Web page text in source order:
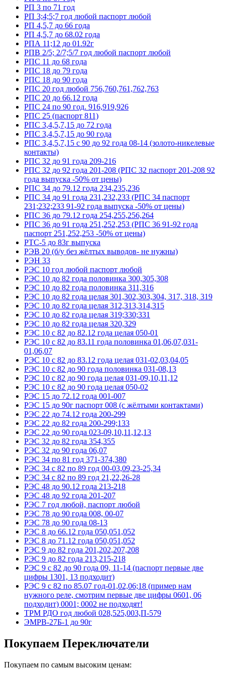
РП 3 по 71 год
РП 3;4;5;7 год любой паспорт любой
РП 4,5,7 до 66 года
РП 4,5,7 до 68.02 года
РПА 11;12 до 01.92г
РПВ 2/5; 2/7;5/7 год любой паспорт любой
РПС 11 до 68 года
РПС 18 до 79 года
РПС 18 до 90 года
РПС 20 год любой 756,760,761,762,763
РПС 20 до 66.12 года
РПС 24 по 90 год. 916,919,926
РПС 25 (паспорт 811)
РПС 3,4,5,7,15 до 72 года
РПС 3,4,5,7,15 до 90 года
РПС 3,4,5,7,15 с 90 до 92 года 08-14 (золото-никелевые
контакты)
РПС 32 до 91 года 209-216
РПС 32 до 92 года 201-208 (РПС 32 паспорт 201-208 92
года выпуска -50% от цены)
РПС 34 до 79.12 года 234,235,236
РПС 34 до 91 года 231,232,233 (РПС 34 паспорт
231;232;233 91-92 года выпуска -50% от цены)
РПС 36 до 79.12 года 254,255,256,264
РПС 36 до 91 года 251,252,253 (РПС 36 91-92 года
паспорт 251,252,253 -50% от цены)
РТС-5 до 83г выпуска
РЭВ 20 (б/у без жёлтых выводов- не нужны)
РЭН 33
РЭС 10 год любой паспорт любой
РЭС 10 до 82 года половинка 300,305,308
РЭС 10 до 82 года половинка 311,316
РЭС 10 до 82 года целая 301,302,303,304, 317, 318, 319
РЭС 10 до 82 года целая 312,313,314,315
РЭС 10 до 82 года целая 319;330;331
РЭС 10 до 82 года целая 320,329
РЭС 10 с 82 до 82.12 года целая 050-01
РЭС 10 с 82 до 83.11 года половинка 01,06,07,031-
01,06,07
РЭС 10 с 82 до 83.12 года целая 031-02,03,04,05
РЭС 10 с 82 до 90 года половинка 031-08,13
РЭС 10 с 82 до 90 года целая 031-09,10,11,12
РЭС 10 с 82 до 90 года целая 050-02
РЭС 15 до 72.12 года 001-007
РЭС 15 до 90г паспорт 008 (с жёлтыми контактами)
РЭС 22 до 74.12 года 200-299
РЭС 22 до 82 года 200-299;133
РЭС 22 до 90 года 023-09,10,11,12,13
РЭС 32 до 82 года 354,355
РЭС 32 до 90 года 06,07
РЭС 34 по 81 год 371-374,380
РЭС 34 с 82 по 89 год 00-03,09,23-25,34
РЭС 34 с 82 по 89 год 21,22,26-28
РЭС 48 до 90.12 года 213-218
РЭС 48 до 92 года 201-207
РЭС 7 год любой, паспорт любой
РЭС 78 до 90 года 008, 00-07
РЭС 78 до 90 года 08-13
РЭС 8 до 66.12 года 050,051,052
РЭС 8 до 71.12 года 050,051,052
РЭС 9 до 82 года 201,202,207,208
РЭС 9 до 82 года 213,215-218
РЭС 9 с 82 до 90 года 09, 11-14 (паспорт первые две
цифры 1301, 13 подходит)
РЭС 9 с 82 по 85.07 год-01,02,06;18 (пример нам
нужного реле, смотрим первые две цифры 0601, 06
подходит) 0001; 0002 не подходят!
ТРМ РДО год любой 028,525,003,П-579
ЭМРВ-27Б-1 до 90г
Покупаем Переключатели
Покупаем по самым высоким ценам: